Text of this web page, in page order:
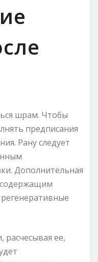
шрам. Чтобы
предписания
Рану следует
Дополнительная
содержащим
расчесывая ее,